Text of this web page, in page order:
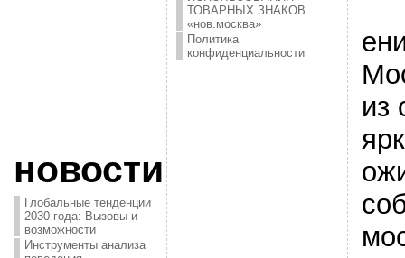
новости
Глобальные тенденции
2030 года: Вызовы и
возможности
Инструменты анализа
ТОВАРНЫХ ЗНАКОВ
«нов.москва»
Политика
конфиденциальности
из